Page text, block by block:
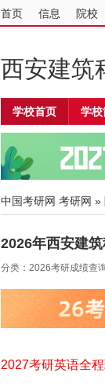
首页 信息 院校
西安建筑
学校首页 学校
中国考研网 考研网 »
2026年西安建
分类：2026考研成绩查
2027考研英语全